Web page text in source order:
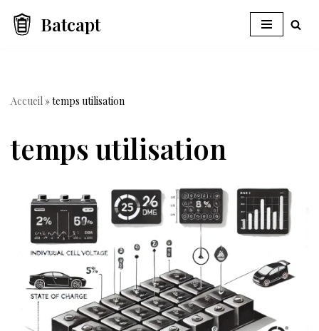
Aller
Batcapt
Accueil»temps utilisation
temps utilisation